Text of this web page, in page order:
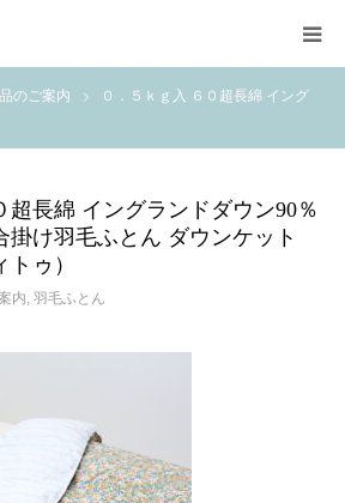
のご案内
０．５ｋｇ入 ６０超長綿 イング
超長綿 イングランドダウン90％
掛け羽毛ふとん ダウンケット
ゥ）
内, 羽毛ふとん
ーム